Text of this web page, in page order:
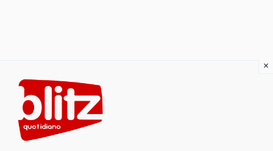
content
×